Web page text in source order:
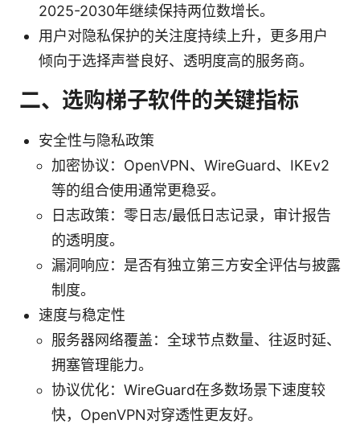
2025-2030年继续保持两位数增长。
用户对隐私保护的关注度持续上升，更多用户
倾向于选择声誉良好、透明度高的服务商。
二、选购梯子软件的关键指标
安全性与隐私政策
加密协议：OpenVPN、WireGuard、IKEv2
等的组合使用通常更稳妥。
日志政策：零日志/最低日志记录，审计报告
的透明度。
漏洞响应：是否有独立第三方安全评估与披露
制度。
速度与稳定性
服务器网络覆盖：全球节点数量、往返时延、
拥塞管理能力。
协议优化：WireGuard在多数场景下速度较
快，OpenVPN对穿透性更友好。